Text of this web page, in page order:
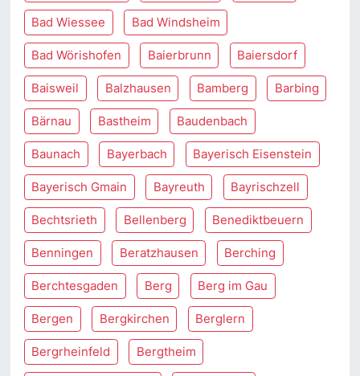
Bad Wiessee Bad Windsheim
Bad Wörishofen Baierbrunn Baiersdorf
Baisweil Balzhausen Bamberg Barbing
Bärnau Bastheim Baudenbach
Baunach Bayerbach Bayerisch Eisenstein
Bayerisch Gmain Bayreuth Bayrischzell
Bechtsrieth Bellenberg Benediktbeuern
Benningen Beratzhausen Berching
Berchtesgaden Berg Berg im Gau
Bergen Bergkirchen Berglern
Bergrheinfeld Bergtheim